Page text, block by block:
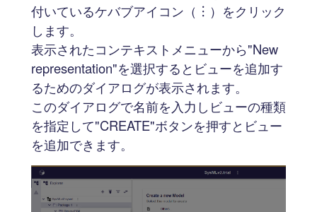
付いているケバブアイコン（︙）をクリック
します。
表示されたコンテキストメニューから"New
representation"を選択するとビューを追加す
るためのダイアログが表示されます。
このダイアログで名前を入力しビューの種類
を指定して"CREATE"ボタンを押すとビュー
を追加できます。